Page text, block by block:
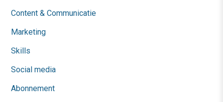
Content & Communicatie
Marketing
Skills
Social media
Abonnement